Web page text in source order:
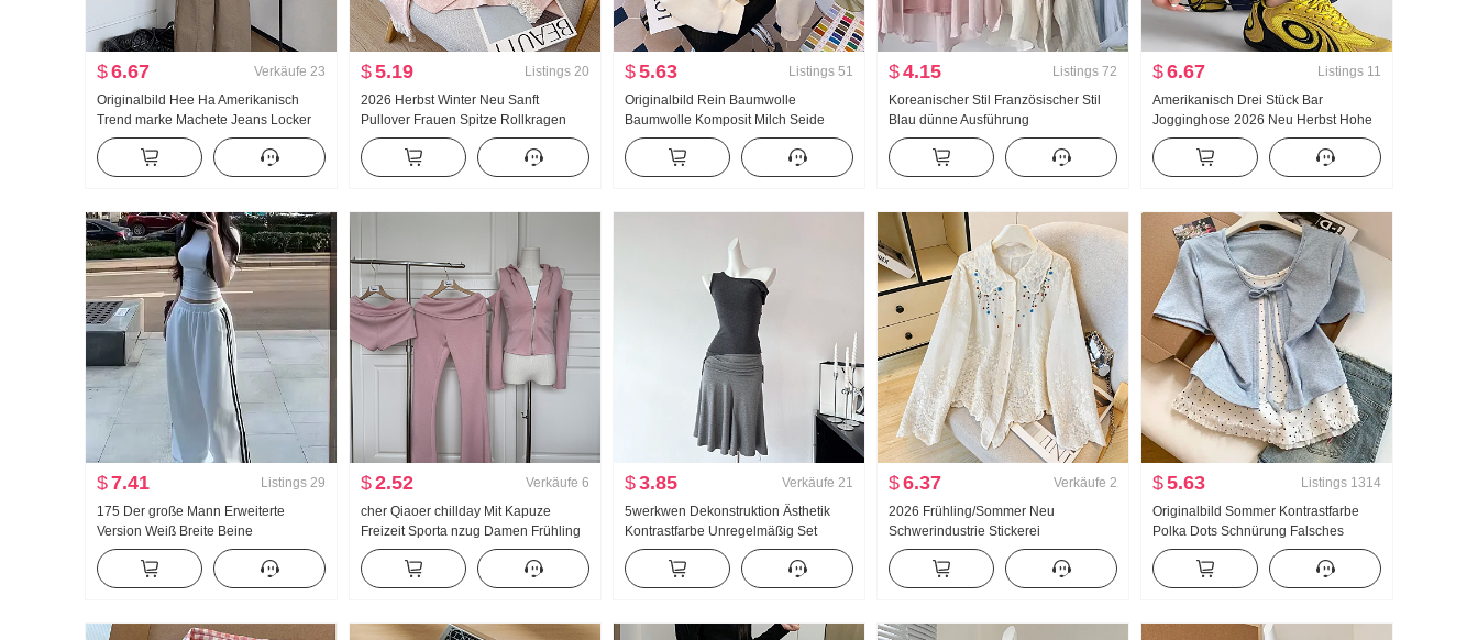
$6.67 Verkäufe 23
Originalbild Hee Ha Amerikanisch
Trend marke Machete Jeans Locker
Breite Beine Freizeit Hose
$5.19 Listings 20
2026 Herbst Winter Neu Sanft
Pullover Frauen Spitze Rollkragen
Verdickt Strickpullover Damen Design
Gefühl Spitze Langarm Top
$5.63 Listings 51
Originalbild Rein Baumwolle
Baumwolle Komposit Milch Seide
Sweatshirt Damen dünne Ausführung
2025 Herbst Neu Mit Kapuze
Langarm T-Shirt Top
$4.15 Listings 72
Koreanischer Stil Französischer Stil
Blau dünne Ausführung
Sonnenschutzbekleidung Langarm
Hemd Damen Sommerkleid ung
Locker Freizeit Lässig Langarm
$6.67 Listings 11
Amerikanisch Drei Stück Bar
Jogginghose 2026 Neu Herbst Hohe
Taille Breite Beine Bündchen
Freizeithose Wei Hosen Cargo-Hose
$7.41 Listings 29
175 Der große Mann Erweiterte
Version Weiß Breite Beine
Jogginghose Damen Frühling/Herbst
Neu Vielseitig kombinierbar Gestreift
Freizeit Bodenlang Hose
$2.52 Verkäufe 6
cher Qiaoer chillday Mit Kapuze
Freizeit Sporta nzug Damen Frühling
Schulterfrei Jacke Schlaghose
Dreiteiliges Set
$3.85 Verkäufe 21
5werkwen Dekonstruktion Ästhetik
Kontrastfarbe Unregelmäßig Set
Gruppe Schräg Schulter Lai Rennen
Er Weste Schräg Pendel Halber Rock
Anzug
$6.37 Verkäufe 2
2026 Frühling/Sommer Neu
Schwerindustrie Stickerei
Puppenkragen Hemd Frauen
Französischer Stil Retro
Sonnenschutz Strickjacke
$5.63 Listings 1314
Originalbild Sommer Kontrastfarbe
Polka Dots Schnürung Falsches
Zweiteiler Kurzarm T-Shirt Damen
Sommer Neu Süßer Stil
Nischenprodukt Top